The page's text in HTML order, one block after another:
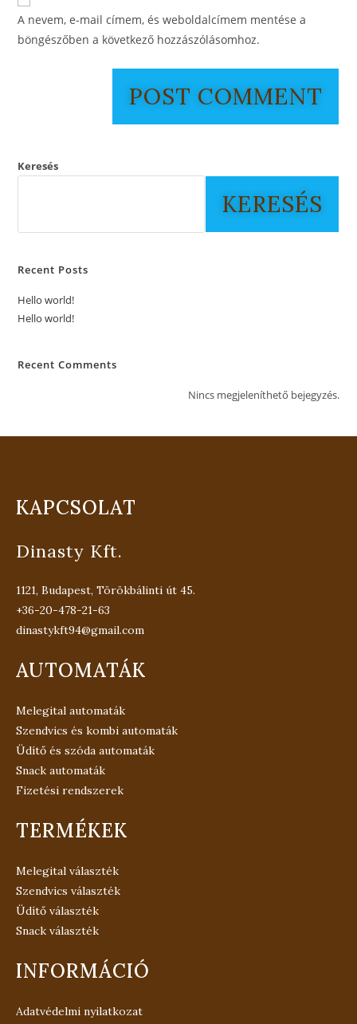
A nevem, e-mail címem, és weboldalcímem mentése a
böngészőben a következő hozzászólásomhoz.
Keresés
KERESÉS
Recent Posts
Hello world!
Hello world!
Recent Comments
Nincs megjeleníthető bejegyzés.
KAPCSOLAT
Dinasty Kft.
1121, Budapest, Törökbálinti út 45.
+36-20-478-21-63
dinastykft94@gmail.com
AUTOMATÁK
Melegital automaták
Szendvics és kombi automaták
Üdítő és szóda automaták
Snack automaták
Fizetési rendszerek
TERMÉKEK
Melegital választék
Szendvics választék
Üdítő választék
Snack választék
INFORMÁCIÓ
Adatvédelmi nyilatkozat